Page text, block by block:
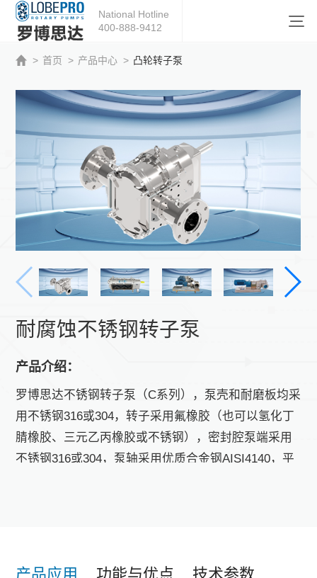
National Hotline
400-888-9412
> 首页 > 产品中心 > 凸轮转子泵
耐腐蚀不锈钢转子泵
产品介绍：
罗博思达不锈钢转子泵（C系列），泵壳和耐磨板均采
用不锈钢316或304，转子采用氟橡胶（也可以氢化丁
腈橡胶、三元乙丙橡胶或不锈钢），密封腔泵端采用
不锈钢316或304，泵轴采用优质合金钢AISI4140，平
产品应用 功能与优点 技术参数